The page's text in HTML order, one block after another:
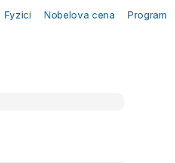
Fyzici Nobelova cena Program